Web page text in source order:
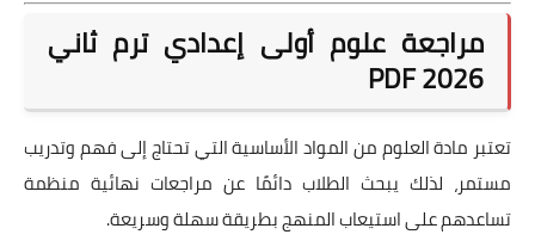
مراجعة علوم أولى إعدادي ترم ثاني
2026 PDF
تعتبر مادة العلوم من المواد الأساسية التي تحتاج إلى فهم وتدريب
مستمر، لذلك يبحث الطلاب دائمًا عن مراجعات نهائية منظمة
تساعدهم على استيعاب المنهج بطريقة سهلة وسريعة.